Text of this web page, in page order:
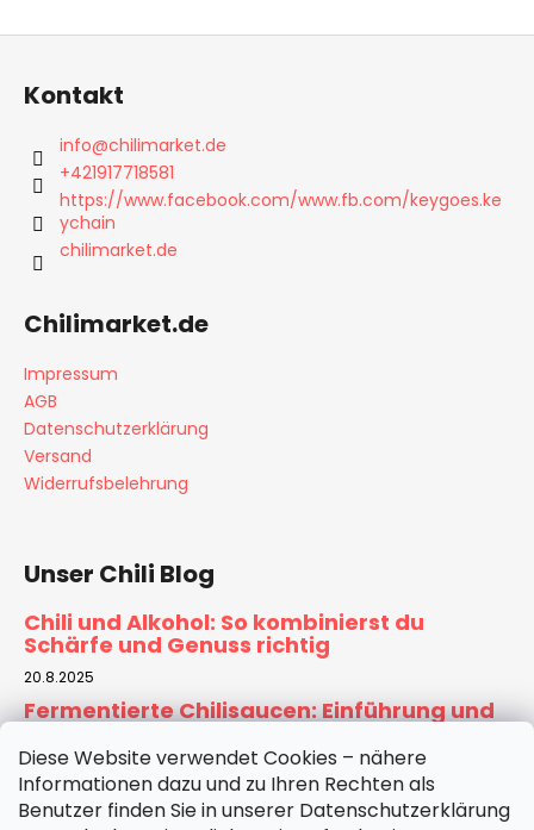
Diese Website verwendet Cookies – nähere
Informationen dazu und zu Ihren Rechten als
Benutzer finden Sie in unserer Datenschutzerklärung
Kontakt
info@chilimarket.de
+421917718581
https://www.facebook.com/www.fb.com/keygoes.ke
ychain
chilimarket.de
Chilimarket.de
Impressum
AGB
Datenschutzerklärung
Versand
Widerrufsbelehrung
Unser Chili Blog
Chili und Alkohol: So kombinierst du
Schärfe und Genuss richtig
20.8.2025
Fermentierte Chilisaucen: Einführung und
6.8.2025
Tomatensauce selber machen:
Hausgemachte Basis für Pizza & Pasta